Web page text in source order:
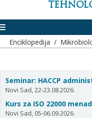
Enciklopedija /
Seminar: HACCP
Novi Sad, 22-23.08.2026.
Kurs za ISO 22000
Novi Sad, 05-06.09.2026.